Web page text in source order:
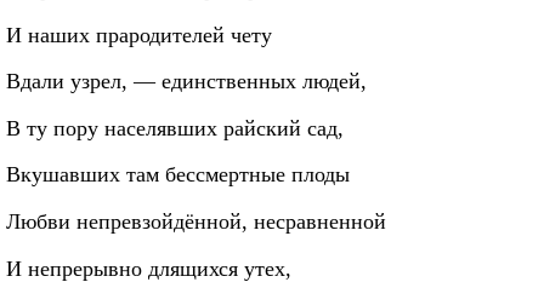
И наших прародителей чету
Вдали узрел, — единственных людей,
В ту пору населявших райский сад,
Вкушавших там бессмертные плоды
Любви непревзойдённой, несравненной
И непрерывно длящихся утех,